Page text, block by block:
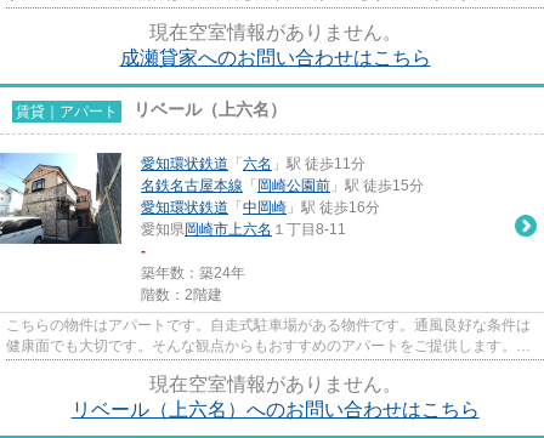
現在空室情報がありません。
成瀬貸家へのお問い合わせはこちら
賃貸｜アパート リベール（上六名）
愛知環状鉄道 「 六名 」駅 徒歩11分
名鉄名古屋本線 「 岡崎公園前 」駅 徒歩15分
愛知環状鉄道 「 中岡崎 」駅 徒歩16分
愛知県岡崎市上六名 １丁目8-11
-
築年数：築24年
階数：2階建
こちらの物件はアパートです。自走式駐車場がある物件です。通風良好な条件は
健康面でも大切です。そんな観点からもおすすめのアパートをご提供します。新
現在空室情報がありません。
リベール（上六名）へのお問い合わせはこちら